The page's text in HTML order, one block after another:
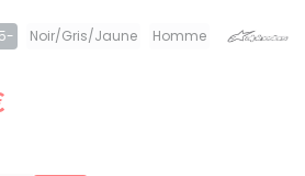
Noir/Gris/Jaune Homme